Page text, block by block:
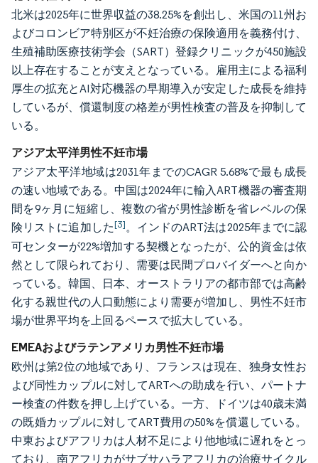
北米は2025年に世界収益の38.25%を創出し、米国の11州お
よびコロンビア特別区が不妊治療の保険適用を義務付け、
生殖補助医療技術学会（SART）登録クリニックが450施設
以上存在することが支えとなっている。雇用主による福利
厚生の拡充とAI対応機器の早期導入が安定した成長を維持
しているが、償還制度の格差が男性検査の普及を抑制して
いる。
アジア太平洋男性不妊市場
アジア太平洋地域は2031年までのCAGR 5.68%で最も成長
の速い地域である。中国は2024年に輸入ART機器の審査期
間を9ヶ月に短縮し、複数の省が男性診断を省レベルの保
険リストに追加した[3]。インドのART法は2025年までに認
可センターが22%増加する契機となったが、公的資金は依
然として限られており、需要は民間プロバイダーへと向か
っている。韓国、日本、オーストラリアの都市部では高齢
化する親世代の人口動態により需要が増加し、男性不妊市
場が世界平均を上回るペースで拡大している。
EMEAおよびラテンアメリカ男性不妊市場
欧州は第2位の地域であり、フランスは現在、独身女性お
よび同性カップルに対してARTへの助成を行い、パートナ
ー検査の件数を押し上げている。一方、ドイツは40歳未満
の既婚カップルに対してART費用の50%を償還している。
中東およびアフリカは人材不足により他地域に遅れをとっ
ており、南アフリカがサブサハラアフリカの治療サイクル